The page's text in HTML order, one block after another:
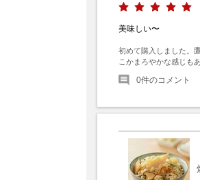
美味しい〜
初めて購入しました。
こかまろやかな感じも
0件のコメント